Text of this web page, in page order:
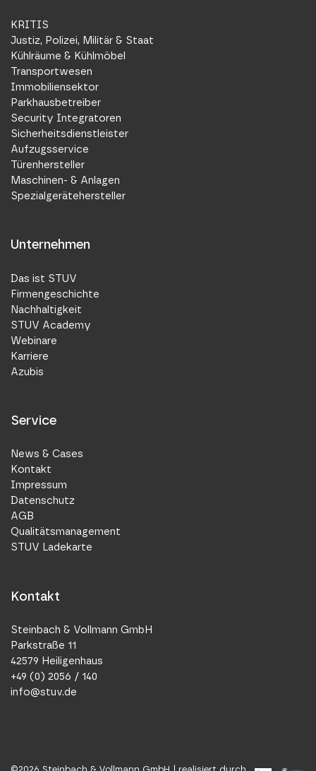
KRITIS
Justiz, Polizei, Militär & Staat
Kühlräume & Kühlmöbel
Transportwesen
Immobiliensektor
Parkhausbetreiber
Security Integratoren
Sicherheitsdienstleister
Aufzugsservice
Türenhersteller
Maschinen- & Anlagen
Spezialgerätehersteller
Unternehmen
Das ist STUV
Firmengeschichte
Nachhaltigkeit
STUV Academy
Webinare
Karriere
Azubis
Service
News & Cases
Kontakt
Impressum
Datenschutz
AGB
Qualitätsmanagement
STUV Ladekarte
Kontakt
Steinbach & Vollmann GmbH
Parkstraße 11
42579 Heiligenhaus
+49 (0) 2056 / 140
info@stuv.de
©2026 Steinbach & Vollmann GmbH | realisiert durch